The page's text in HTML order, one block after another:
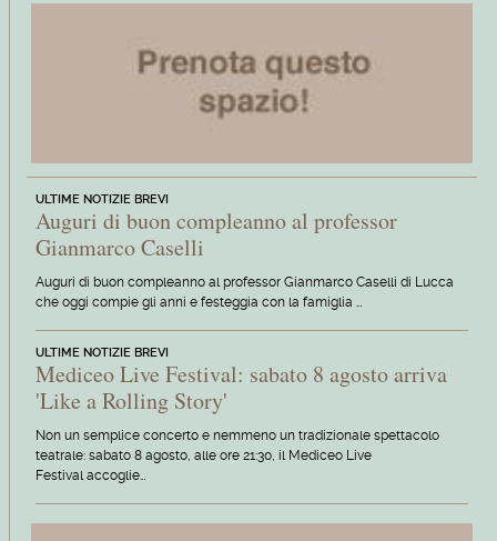
ULTIME NOTIZIE BREVI
Auguri di buon compleanno al professor
Gianmarco Caselli
Auguri di buon compleanno al professor Gianmarco Caselli di Lucca
che oggi compie gli anni e festeggia con la famiglia …
ULTIME NOTIZIE BREVI
Mediceo Live Festival: sabato 8 agosto arriva
'Like a Rolling Story'
Non un semplice concerto e nemmeno un tradizionale spettacolo
teatrale: sabato 8 agosto, alle ore 21:30, il Mediceo Live
Festival accoglie…